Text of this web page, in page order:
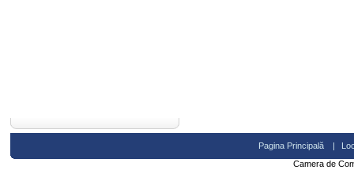
Pagina Principală |
Camera de